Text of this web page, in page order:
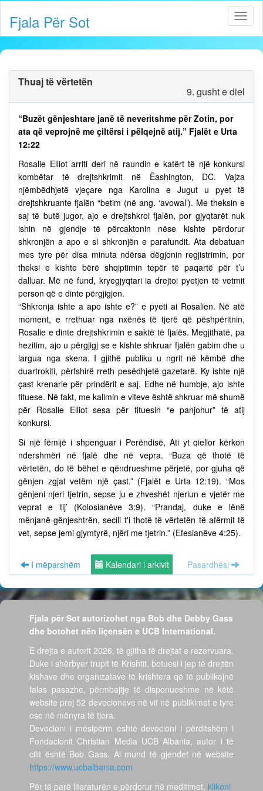
Fjala Për Sot
Thuaj të vërtetën
9. gusht e diel
“Buzët gënjeshtare janë të neveritshme për Zotin, por
ata që veprojnë me çiltërsi i pëlqejnë atij.” Fjalët e Urta
12:22
Rosalie Elliot arriti deri në raundin e katërt të një konkursi
kombëtar të drejtshkrimit në Ëashington, DC. Vajza
njëmbëdhjetë vjeçare nga Karolina e Jugut u pyet të
drejtshkruante fjalën “betim (në ang. ‘avowal’). Me theksin e
saj të butë jugor, ajo e drejtshkroi fjalën, por gjyqtarët nuk
ishin në gjendje të përcaktonin nëse kishte përdorur
shkronjën a apo e si shkronjën e parafundit. Ata debatuan
mes tyre për disa minuta ndërsa dëgjonin regjistrimin, por
theksi e kishte bërë shqiptimin tepër të paqartë për t’u
dalluar. Më në fund, kryegjyqtari ia drejtoi pyetjen të vetmit
person që e dinte përgjigjen.
“Shkronja ishte a apo ishte e?” e pyeti ai Rosalien. Në atë
moment, e rrethuar nga nxënës të tjerë që pëshpëritnin,
Rosalie e dinte drejtshkrimin e saktë të fjalës. Megjithatë, pa
hezitim, ajo u përgjigj se e kishte shkruar fjalën gabim dhe u
largua nga skena. I gjithë publiku u ngrit në këmbë dhe
duartrokiti, përfshirë rreth pesëdhjetë gazetarë. Ky ishte një
çast krenarie për prindërit e saj. Edhe në humbje, ajo ishte
fituese. Në fakt, me kalimin e viteve është shkruar më shumë
për Rosalie Elliot sesa për fituesin “e panjohur” të atij
konkursi.
Si një fëmijë i shpenguar i Perëndisë, Ati yt qiellor kërkon
ndershmëri në fjalë dhe në vepra. “Buza që thotë të
vërtetën, do të bëhet e qëndrueshme përjetë, por gjuha që
gënjen zgjat vetëm një çast.” (Fjalët e Urta 12:19). “Mos
gënjeni njeri tjetrin, sepse ju e zhveshët njeriun e vjetër me
veprat e tij’ (Kolosianëve 3:9). “Prandaj, duke e lënë
mënjanë gënjeshtrën, secili t'i thotë të vërtetën të afërmit të
vet, sepse jemi gjymtyrë, njëri me tjetrin.” (Efesianëve 4:25).
I mëparshëm Kalendari i arkivit Pasardhësi
Fjala për Sot autorizohet nga Bob dhe Debby Gass
dhe botohet nën liçensën e UCB International.
E drejta e autorit 2026, të gjitha të drejtat e rezervuara.
Duke i shërbyer trupit të Krishtit, botuesi i jep të drejtën
kishave dhe organizatave të krishtera që të publikojnë
falas pasazhe, përmbajtje të disponueshme në këtë
website prej 52 devocioneve në vit në publikimet e tyre
ose në mënyra të tjera.
Devocioni i mësipërm është devocioni i përditshëm i
Fondacionit Christian Media UCB Albania, autor i të
cilit është Bob Gass. Ai mund të gjendet në website
https://www.ucbalbania.com
Për të parë literaturën e përdorur në meditimet, klikoni